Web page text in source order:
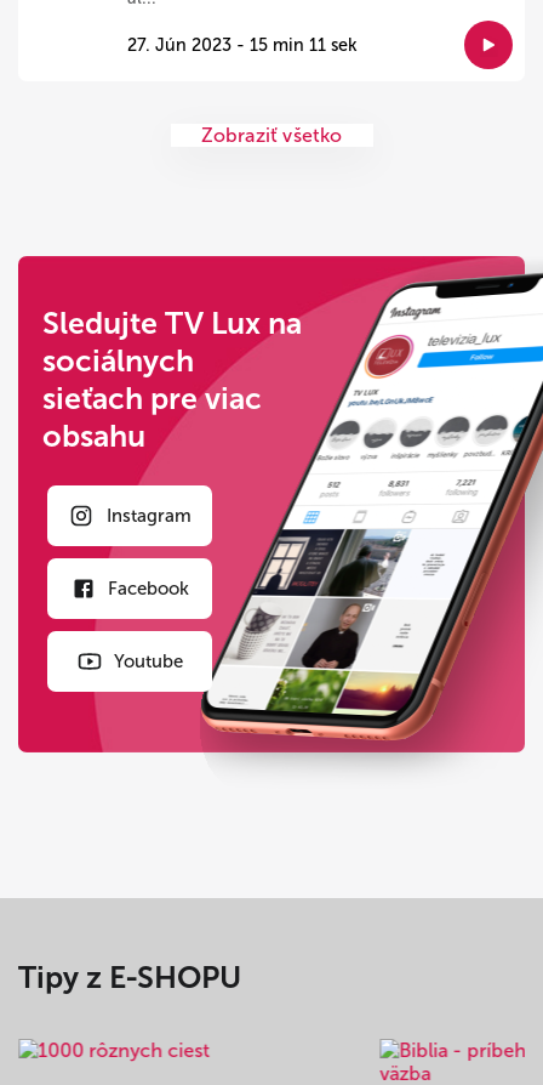
27. Jún 2023 - 15 min 11 sek
Zobraziť všetko
Sledujte TV Lux na
sociálnych
sieťach pre viac
obsahu
Instagram
Facebook
Youtube
Tipy z E-SHOPU